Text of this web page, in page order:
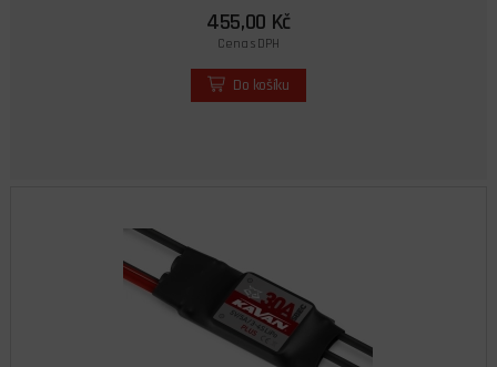
455,00 Kč
Cena s DPH
Do košíku